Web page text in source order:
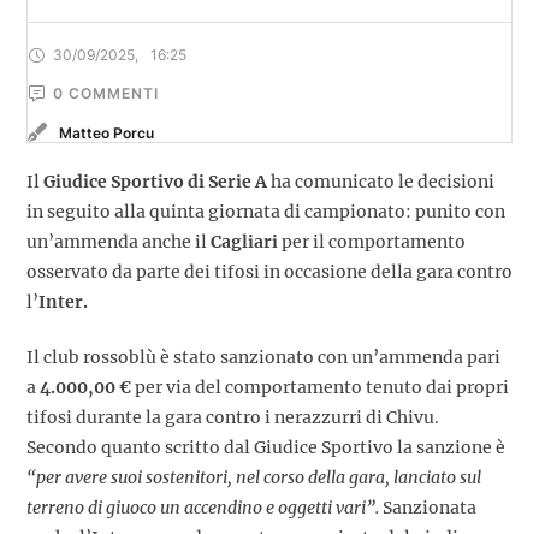
30/09/2025, 16:25
0 COMMENTI
Matteo Porcu
IlGiudice Sportivo di Serie Aha comunicato le decisioni
in seguito alla quinta giornata di campionato: punito con
un’ammenda anche ilCagliariper il comportamento
osservato da parte dei tifosi in occasione della gara contro
l’Inter.
Il club rossoblù è stato sanzionato con un’ammenda pari
a4.000,00 €per via del comportamento tenuto dai propri
tifosi durante la gara contro i nerazzurri di Chivu.
Secondo quanto scritto dal Giudice Sportivo la sanzione è
“per avere suoi sostenitori, nel corso della gara, lanciato sul
terreno di giuoco un accendino e oggetti vari”. Sanzionata